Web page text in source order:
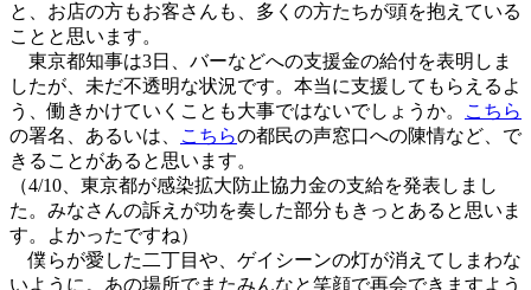
と、お店の方もお客さんも、多くの方たちが頭を抱えている
ことと思います。
東京都知事は3日、バーなどへの支援金の給付を表明しま
したが、未だ不透明な状況です。本当に支援してもらえるよ
う、働きかけていくことも大事ではないでしょうか。
こちら
の署名、あるいは、
こちらの都民の声窓口への陳情など、で
きることがあると思います。
（4/10、東京都が感染拡大防止協力金の支給を発表しまし
た。みなさんの訴えが功を奏した部分もきっとあると思いま
す。よかったですね）
僕らが愛した二丁目や、ゲイシーンの灯が消えてしまわな
いように。あの場所でまたみんなと笑顔で再会できますよう